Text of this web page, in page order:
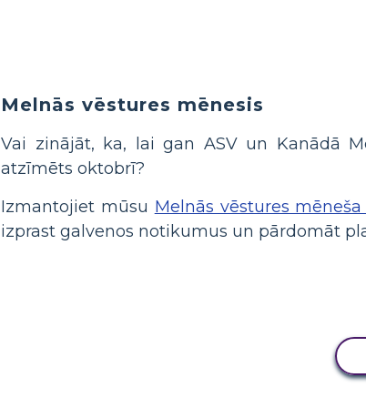
Melnās vēstures mēnesis
Vai zinājāt, ka, lai gan ASV un Kanādā
atzīmēts oktobrī?
Izmantojiet mūsu Melnās vēstures
izprast galvenos notikumus un pārdomāt